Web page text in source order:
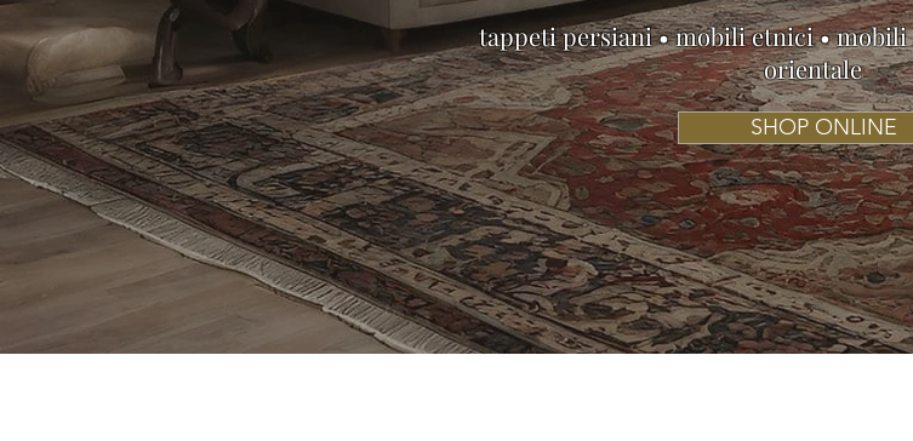
tappeti persiani • mobili etnici •
orientale
SHOP ONLINE